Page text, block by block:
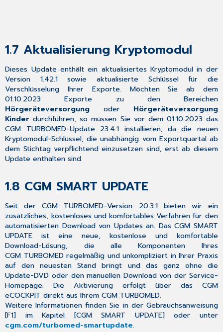
eines
eArztbriefes
2.7
elektronische
Krankenhauseinweisung
–
IKK
Classic
3
Allgemeine
Neuheiten
&
3.1
Neue
Schnittstelle
für
GDT
3.1
3.2
CLICKDOCpro
Mehrere
Standorte
3.3
Schwangerschaftswoche
wird
automatisch
auf
1.7 Aktualisierung Kryptomodul
Dieses Update enthält ein aktualisiertes Kryptomodul in der
Version 1.42.1 sowie aktualisierte Schlüssel für die
Verschlüsselung Ihrer Exporte. Möchten Sie ab dem
01.10.2023 Exporte zu den Bereichen
Hörgeräteversorgung oder Hörgeräteversorgung
Kinder durchführen, so müssen Sie vor dem 01.10.2023 das
CGM TURBOMED-Update 23.4.1 installieren, da die neuen
Kryptomodul-Schlüssel, die unabhängig vom Exportquartal ab
dem Stichtag verpflichtend einzusetzen sind, erst ab diesem
Update enthalten sind.
1.8 CGM SMART UPDATE
Seit derCGM TURBOMED-Version 20.3.1bieten wir ein
zusätzliches, kostenloses und komfortables Verfahren für den
automatisierten Download von Updates an. DasCGM SMART
UPDATE ist eine neue, kostenlose und komfortable
Download-Lösung, die alle Komponenten Ihres
CGM TURBOMED regelmäßig und unkompliziert in Ihrer Praxis
auf den neuesten Stand bringt und das ganz ohne die
Update-DVD oder den manuellen Download von der Service-
Homepage. Die Aktivierung erfolgt über das CGM
eCOCKPIT direkt aus Ihrem CGM TURBOMED.
Weitere Informationen finden Sie in der Gebrauchsanweisung
[F1] im Kapitel [CGM SMART UPDATE] oder unter
cgm.com/turbomed-smartupdate.